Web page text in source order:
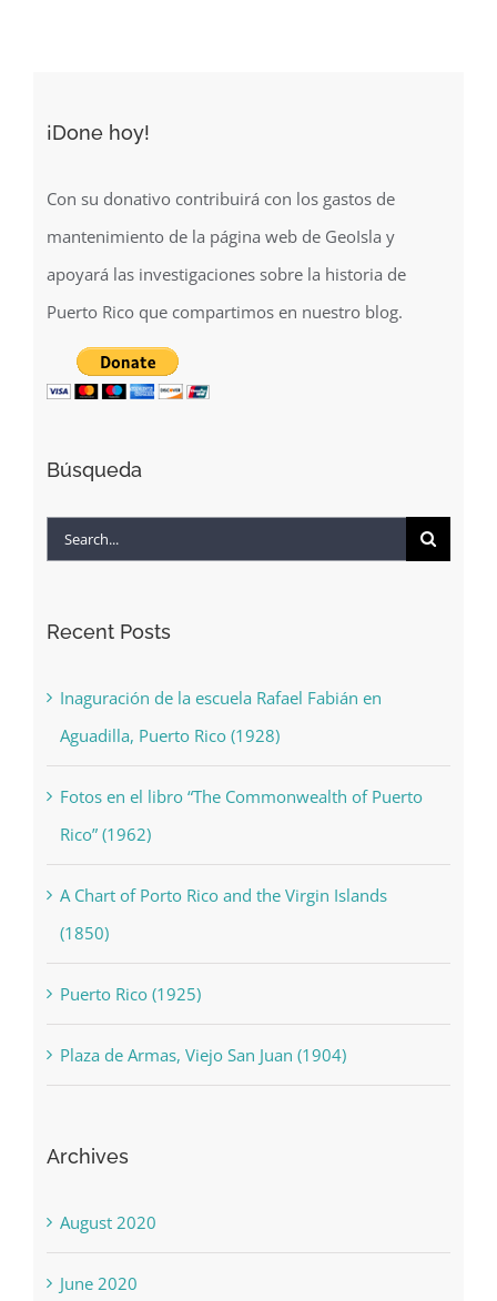
¡Done hoy!
Con su donativo contribuirá con los gastos de
mantenimiento de la página web de GeoIsla y
apoyará las investigaciones sobre la historia de
Puerto Rico que compartimos en nuestro blog.
Búsqueda
Search
Recent Posts
Inaguración de la escuela Rafael Fabián en
Aguadilla, Puerto Rico (1928)
Fotos en el libro “The Commonwealth of Puerto
Rico” (1962)
A Chart of Porto Rico and the Virgin Islands
(1850)
Puerto Rico (1925)
Plaza de Armas, Viejo San Juan (1904)
Archives
August 2020
June 2020